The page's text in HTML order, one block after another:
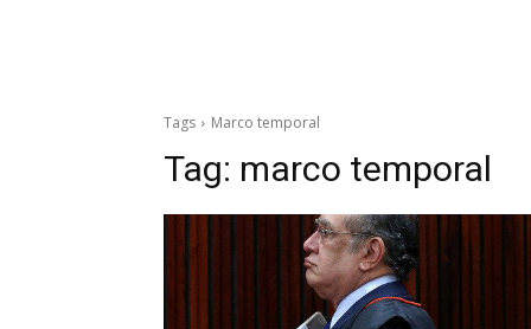
Tags Marco temporal
Tag: marco temporal